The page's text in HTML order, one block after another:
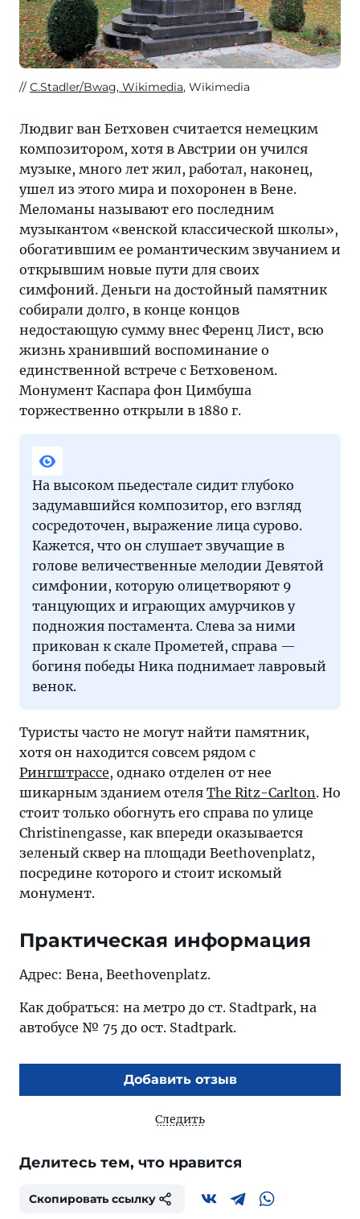
C.Stadler/Bwag, Wikimedia, Wikimedia
Людвиг ван Бетховен считается немецким
композитором, хотя в Австрии он учился
музыке, много лет жил, работал, наконец,
ушел из этого мира и похоронен в Вене.
Меломаны называют его последним
музыкантом «венской классической школы»,
обогатившим ее романтическим звучанием и
открывшим новые пути для своих
симфоний. Деньги на достойный памятник
собирали долго, в конце концов
недостающую сумму внес Ференц Лист, всю
жизнь хранивший воспоминание о
единственной встрече с Бетховеном.
Монумент Каспара фон Цимбуша
торжественно открыли в 1880 г.
На высоком пьедестале сидит глубоко
задумавшийся композитор, его взгляд
сосредоточен, выражение лица сурово.
Кажется, что он слушает звучащие в
голове величественные мелодии Девятой
симфонии, которую олицетворяют 9
танцующих и играющих амурчиков у
подножия постамента. Слева за ними
прикован к скале Прометей, справа —
богиня победы Ника поднимает лавровый
венок.
Туристы часто не могут найти памятник,
хотя он находится совсем рядом с
Рингштрассе, однако отделен от нее
шикарным зданием отеля The Ritz-Carlton. Но
стоит только обогнуть его справа по улице
Christinengasse, как впереди оказывается
зеленый сквер на площади Beethovenplatz,
посредине которого и стоит искомый
монумент.
Практическая информация
Адрес: Вена, Beethovenplatz.
Как добраться: на метро до ст. Stadtpark, на
автобусе № 75 до ост. Stadtpark.
Добавить отзыв
Следить
Делитесь тем, что нравится
Скопировать ссылку